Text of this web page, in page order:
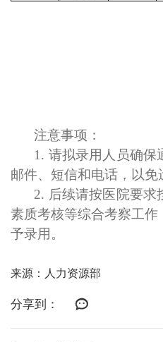
注意事项：
1. 请拟录用人员确保
邮件、短信和电话，以免
2. 后续请按医院要求
素质考核等综合考察工
予录用。
来源：人力资源部
分享到：